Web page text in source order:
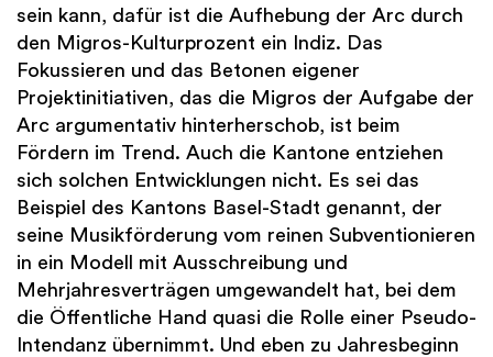
sein kann, dafür ist die Aufhebung der Arc durch
den Migros-Kulturprozent ein Indiz. Das
Fokussieren und das Betonen eigener
Projektinitiativen, das die Migros der Aufgabe der
Arc argumentativ hinterherschob, ist beim
Fördern im Trend. Auch die Kantone entziehen
sich solchen Entwicklungen nicht. Es sei das
Beispiel des Kantons Basel-Stadt genannt, der
seine Musikförderung vom reinen Subventionieren
in ein Modell mit Ausschreibung und
Mehrjahresverträgen umgewandelt hat, bei dem
die Öffentliche Hand quasi die Rolle einer Pseudo-
Intendanz übernimmt. Und eben zu Jahresbeginn